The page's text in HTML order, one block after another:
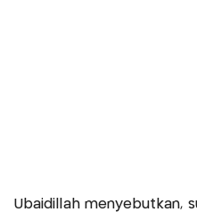
Ubaidillah menyebutkan,